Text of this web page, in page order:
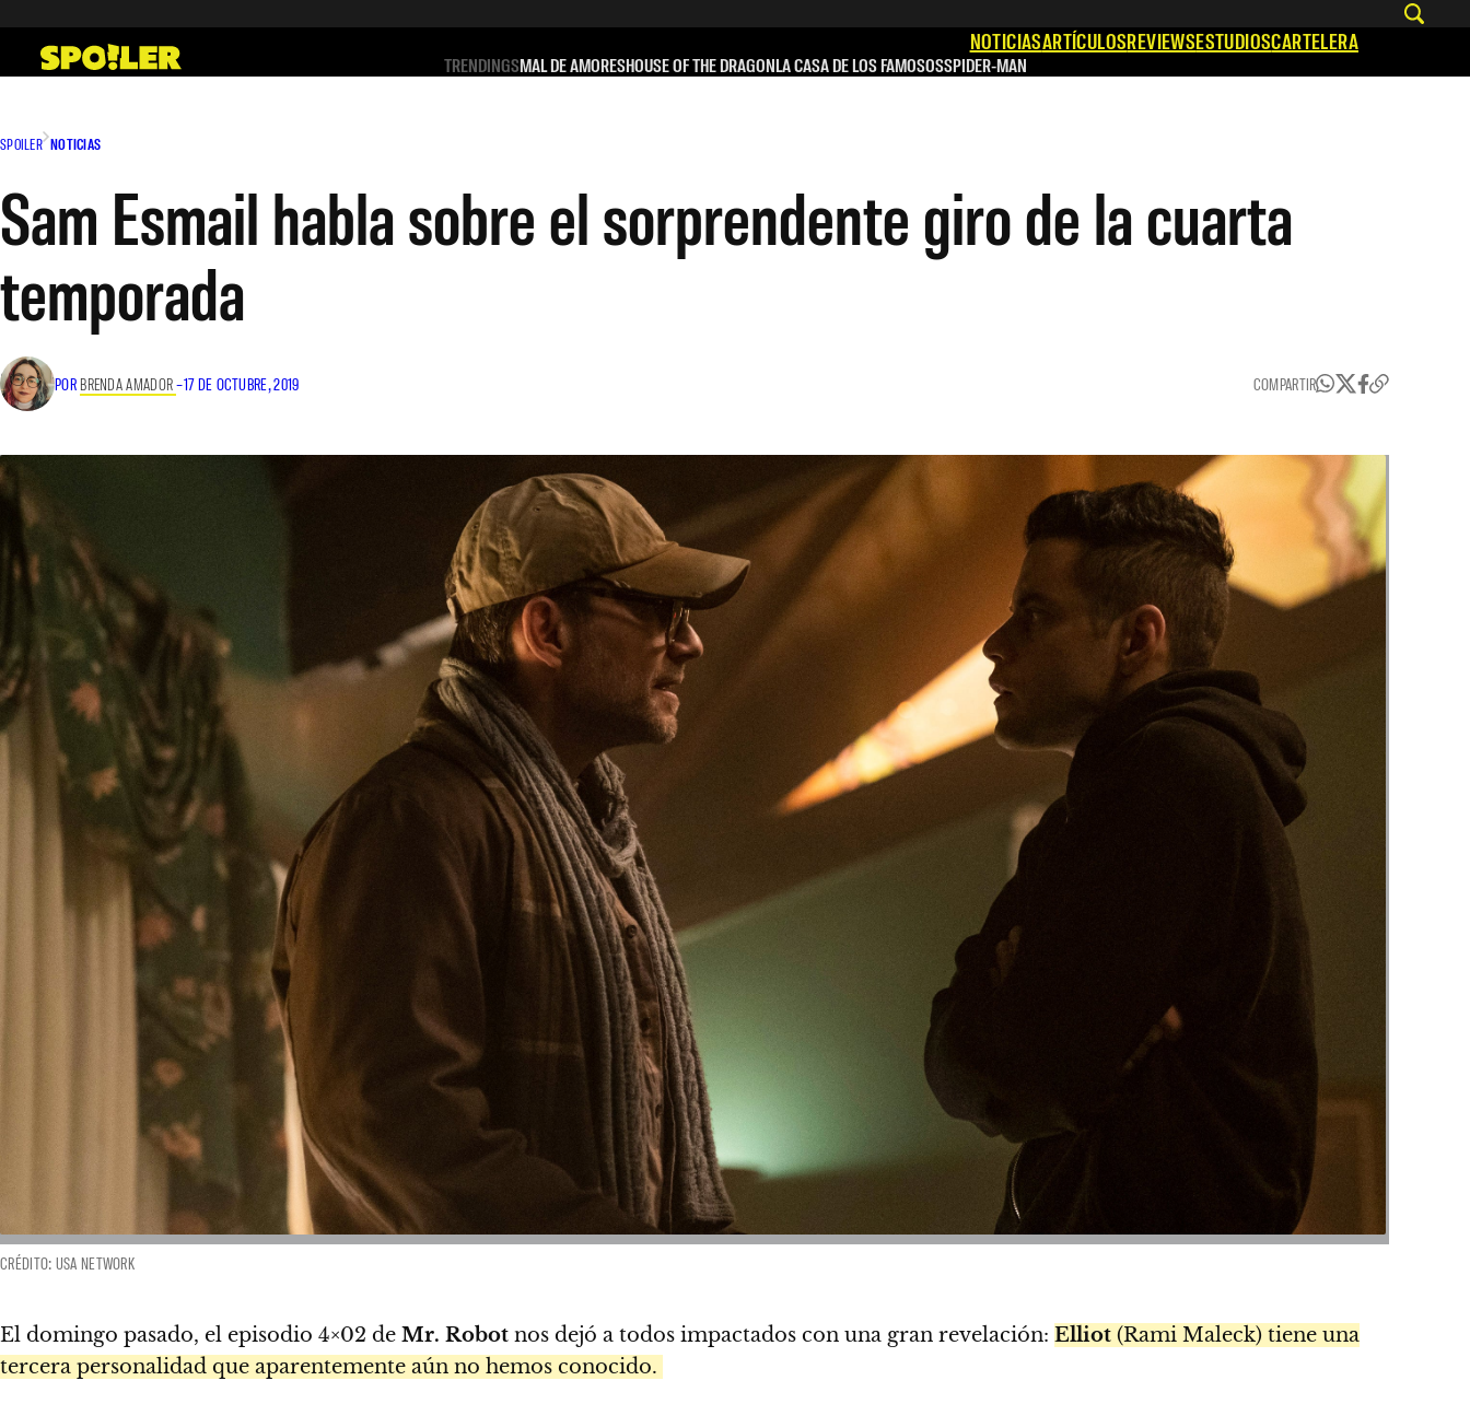
contenido
NOTICIASARTÍCULOSREVIEWSESTUDIOSCARTELERA
TRENDINGSMAL DE AMORESHOUSE OF THE DRAGONLA CASA DE LOS FAMOSOSSPIDER-MAN
SPOILER NOTICIAS
Sam Esmail habla sobre el sorprendente giro de la cuarta
temporada
POR BRENDA AMADOR–17 DE OCTUBRE, 2019 COMPARTIR
CRÉDITO: USA NETWORK
El domingo pasado, el episodio 4×02 de Mr. Robot nos dejó a todos impactados con una gran revelación: Elliot (Rami Maleck) tiene una
tercera personalidad que aparentemente aún no hemos conocido.